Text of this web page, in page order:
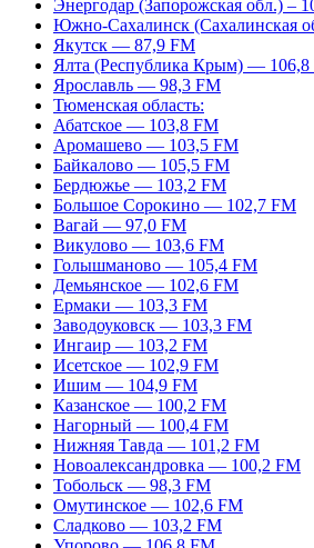
Энергодар (Запорожская обл.) –
Южно-Сахалинск (Сахалинская
Якутск — 87,9 FM
Ялта (Республика Крым) — 106,8
Ярославль — 98,3 FM
Тюменская область:
Абатское — 103,8 FM
Аромашево — 103,5 FM
Байкалово — 105,5 FM
Бердюжье — 103,2 FM
Большое Сорокино — 102,7 FM
Вагай — 97,0 FM
Викулово — 103,6 FM
Голышманово — 105,4 FM
Демьянское — 102,6 FM
Ермаки — 103,3 FM
Заводоуковск — 103,3 FM
Ингаир — 103,2 FM
Исетское — 102,9 FM
Ишим — 104,9 FM
Казанское — 100,2 FM
Нагорный — 100,4 FM
Нижняя Тавда — 101,2 FM
Новоалександровка — 100,2 FM
Тобольск — 98,3 FM
Омутинское — 102,6 FM
Сладково — 103,2 FM